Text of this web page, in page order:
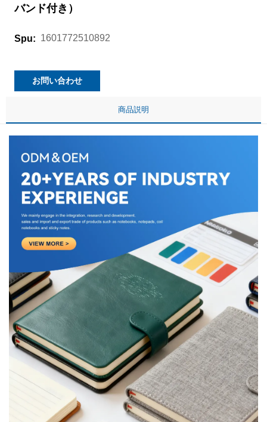
バンド付き）
Spu: 1601772510892
お問い合わせ
商品説明